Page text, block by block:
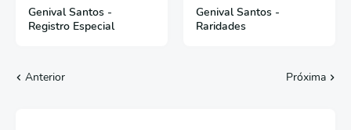
Genival Santos -
Registro Especial
Genival Santos -
Raridades
Anterior Próxima